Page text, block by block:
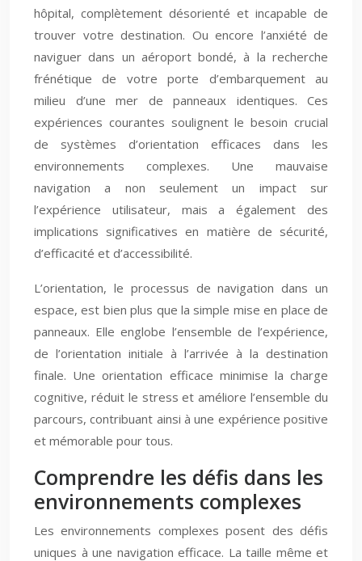
hôpital, complètement désorienté et incapable de
trouver votre destination. Ou encore l’anxiété de
naviguer dans un aéroport bondé, à la recherche
frénétique de votre porte d’embarquement au
milieu d’une mer de panneaux identiques. Ces
expériences courantes soulignent le besoin crucial
de systèmes d’orientation efficaces dans les
environnements complexes. Une mauvaise
navigation a non seulement un impact sur
l’expérience utilisateur, mais a également des
implications significatives en matière de sécurité,
d’efficacité et d’accessibilité.
L’orientation, le processus de navigation dans un
espace, est bien plus que la simple mise en place de
panneaux. Elle englobe l’ensemble de l’expérience,
de l’orientation initiale à l’arrivée à la destination
finale. Une orientation efficace minimise la charge
cognitive, réduit le stress et améliore l’ensemble du
parcours, contribuant ainsi à une expérience positive
et mémorable pour tous.
Comprendre les défis dans les
environnements complexes
Les environnements complexes posent des défis
uniques à une navigation efficace. La taille même et